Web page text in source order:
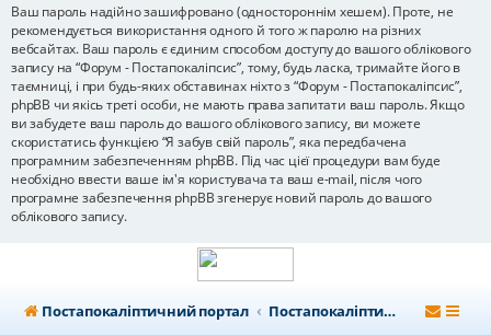
Ваш пароль надійно зашифровано (одностороннім хешем). Проте, не
рекомендується використання одного й того ж паролю на різних
вебсайтах. Ваш пароль є єдиним способом доступу до вашого облікового
запису на “Форум - Постапокаліпсис”, тому, будь ласка, тримайте його в
таємниці, і при будь-яких обставинах ніхто з “Форум - Постапокаліпсис”,
phpBB чи якісь треті особи, не мають права запитати ваш пароль. Якщо
ви забудете ваш пароль до вашого облікового запису, ви можете
скористатись функцією “Я забув свій пароль”, яка передбачена
програмним забезпеченням phpBB. Під час цієї процедури вам буде
необхідно ввести ваше ім'я користувача та ваш e-mail, після чого
програмне забезпечення phpBB згенерує новий пароль до вашого
облікового запису.
Постапокаліптичний портал Постапокаліптичний форум